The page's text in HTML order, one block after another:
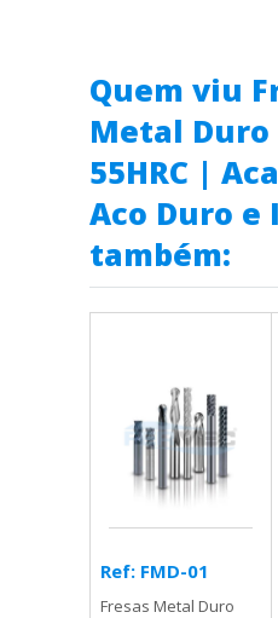
Quem viu
Metal Duro
55HRC |
Aco Duro e
também:
Ref: FMD-01
Fresas Metal Duro